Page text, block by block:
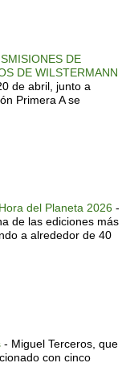
DE
DE WILSTERMANN
de abril, junto a
Primera A se
del Planeta 2026 -
de las ediciones más
a alrededor de 40
- Miguel Terceros, que
con cinco